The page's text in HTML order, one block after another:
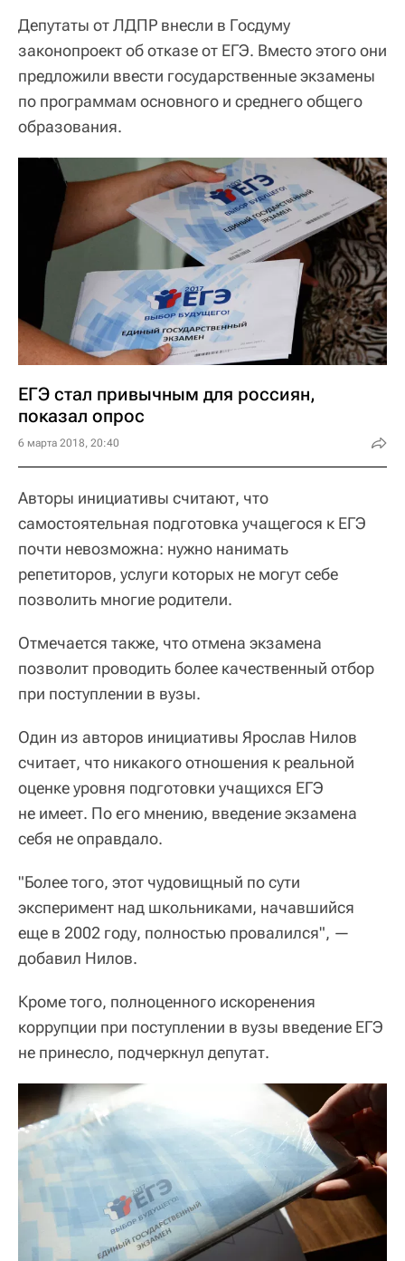
Депутаты от ЛДПР внесли в Госдуму
законопроект об отказе от ЕГЭ. Вместо этого они
предложили ввести государственные экзамены
по программам основного и среднего общего
образования.
ЕГЭ стал привычным для россиян,
показал опрос
6 марта 2018, 20:40
Авторы инициативы считают, что
самостоятельная подготовка учащегося к ЕГЭ
почти невозможна: нужно нанимать
репетиторов, услуги которых не могут себе
позволить многие родители.
Отмечается также, что отмена экзамена
позволит проводить более качественный отбор
при поступлении в вузы.
Один из авторов инициативы Ярослав Нилов
считает, что никакого отношения к реальной
оценке уровня подготовки учащихся ЕГЭ
не имеет. По его мнению, введение экзамена
себя не оправдало.
"Более того, этот чудовищный по сути
эксперимент над школьниками, начавшийся
еще в 2002 году, полностью провалился", —
добавил Нилов.
Кроме того, полноценного искоренения
коррупции при поступлении в вузы введение ЕГЭ
не принесло, подчеркнул депутат.